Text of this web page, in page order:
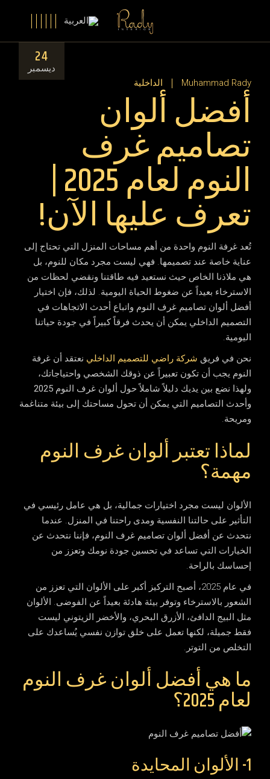
24
ديسمبر
Muhammad Rady
الداخلية
أفضل ألوان
تصاميم غرف
تعرف عليها الآن!
تُعد غرفة النوم واحدة من أهم مساحات المنزل التي تحتاج إلى
عناية خاصة عند تصميمها. فهي ليست مجرد مكان للنوم، بل
هي ملاذنا الخاص حيث نستعيد فيه طاقتنا ونقضي لحظات من
الاسترخاء بعيداً عن ضغوط الحياة اليومية. لذلك، فإن اختيار
أفضل ألوان تصاميم غرف النوم واتباع أحدث الاتجاهات في
التصميم الداخلي يمكن أن يحدث فرقاً كبيراً في جودة حياتنا
اليومية.
نحن في فريق شركة راضي للتصميم الداخلي نعتقد أن غرفة
النوم يجب أن تكون تعبيراً عن ذوقك الشخصي واحتياجاتك،
ولهذا نضع بين يديك دليلاً شاملاً حول ألوان غرف النوم 2025
وأحدث التصاميم التي يمكن أن تحول مساحتك إلى بيئة متناغمة
ومريحة.
لماذا تعتبر ألوان غرف النوم
مهمة؟
الألوان ليست مجرد اختيارات جمالية، بل هي عامل رئيسي في
التأثير على حالتنا النفسية ومدى راحتنا في المنزل. عندما
نتحدث عن أفضل ألوان تصاميم غرف النوم، فإننا نتحدث عن
الخيارات التي تساعد في تحسين جودة نومك وتعزز من
إحساسك بالراحة.
في عام 2025، أصبح التركيز أكبر على الألوان التي تعزز من
الشعور بالاسترخاء وتوفر بيئة هادئة بعيداً عن الفوضى. الألوان
مثل البيج الدافئ، الأزرق البحري، والأخضر الزيتوني ليست
فقط جميلة، لكنها تعمل على خلق توازن نفسي يُساعدك على
التخلص من التوتر.
ما هي أفضل ألوان غرف النوم
لعام 2025؟
1- الألوان المحايدة